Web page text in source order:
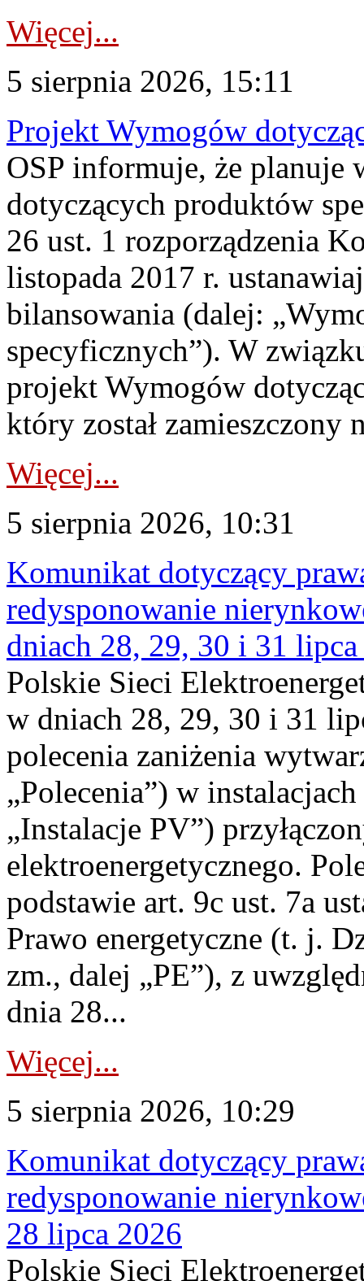
Więcej...
5 sierpnia 2026, 15:11
Projekt Wymogów
OSP informuje, że planuje
dotyczących produktów
26 ust. 1 rozporządzenia
listopada 2017 r.
bilansowania (dalej:
specyficznych”). W
projekt Wymogów
który został zamieszczony
Więcej...
5 sierpnia 2026, 10:31
Komunikat dotyczący
redysponowanie
dniach 28, 29, 30 i 31
Polskie Sieci
w dniach 28, 29, 30 i 31
polecenia zaniżenia
„Polecenia”) w
„Instalacje PV”)
elektroenergetycznego.
podstawie art. 9c ust. 7a
Prawo energetyczne (t. j.
zm., dalej „PE”), z
dnia 28...
Więcej...
5 sierpnia 2026, 10:29
Komunikat dotyczący
redysponowanie
28 lipca 2026
Polskie Sieci